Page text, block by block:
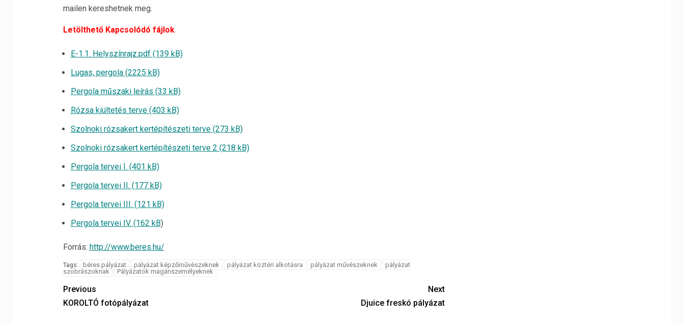
mailen kereshetnek meg.
Letölthető Kapcsolódó fájlok
E-1.1. Helyszínrajz.pdf (139 kB)
Lugas, pergola (2225 kB)
Pergola műszaki leírás (33 kB)
Rózsa kiültetés terve (403 kB)
Szolnoki rózsakert kertépítészeti terve (273 kB)
Szolnoki rózsakert kertépítészeti terve 2 (218 kB)
Pergola tervei I. (401 kB)
Pergola tervei II. (177 kB)
Pergola tervei III. (121 kB)
Pergola tervei IV. (162 kB)
Forrás: http://www.beres.hu/
Tags: béres pályázat pályázat képzőművészeknek pályázat köztéri alkotásra pályázat művészeknek
pályázat
szobrászoknak
Pályázatok magánszemélyeknek
Previous
KOROLTÓ fotópályázat
Next
Djuice freskó pályázat